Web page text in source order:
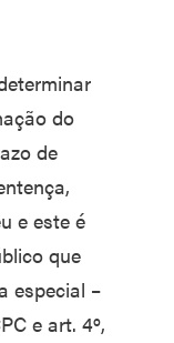
do
de
e este é
que
especial –
e art. 4º,